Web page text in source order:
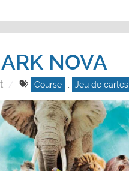
ARK NOVA
Course Jeu de cartes